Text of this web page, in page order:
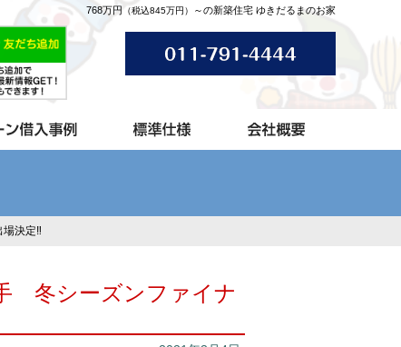
768万円 （税込845万円） ～の新築住宅 ゆきだるまのお家
決定‼︎
冬シーズンファイナ